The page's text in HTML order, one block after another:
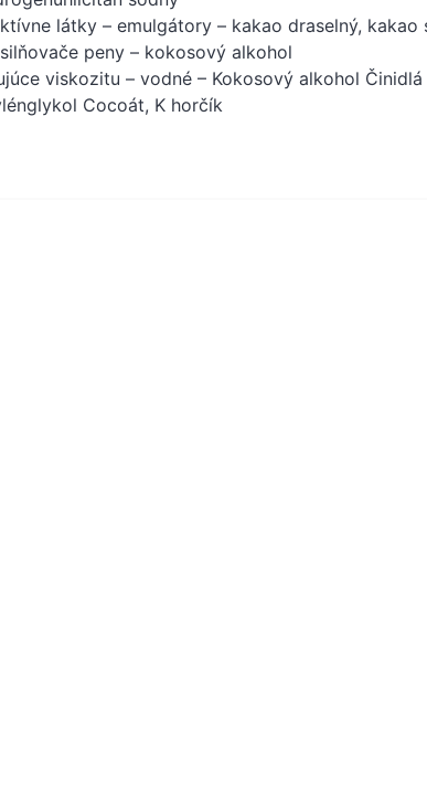
látky – emulgátory – kakao draselný, kakao
peny – kokosový alkohol
viskozitu – vodné – Kokosový alkohol
Cocoát, K horčík